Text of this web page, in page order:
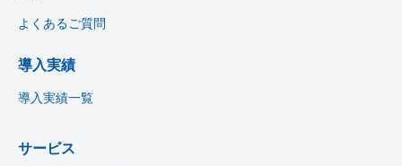
よくあるご質問
導入実績
導入実績一覧
サービス